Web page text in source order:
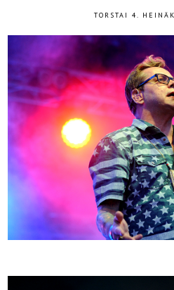
TORSTAI 4.